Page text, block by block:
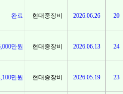
완료 현대중장비 2026.06.26 20
만원 현대중장비 2026.06.13 24
만원 현대중장비 2026.05.19 23